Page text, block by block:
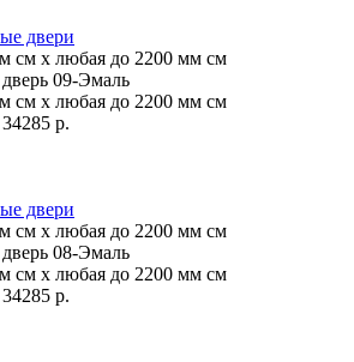
см x любая до 2200 мм см
09-Эмаль
см x любая до 2200 мм см
34285 р.
см x любая до 2200 мм см
08-Эмаль
см x любая до 2200 мм см
34285 р.